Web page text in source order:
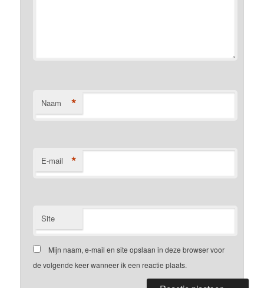
Naam *
E-mail *
Site
Mijn naam, e-mail en site opslaan in deze browser voor
de volgende keer wanneer ik een reactie plaats.